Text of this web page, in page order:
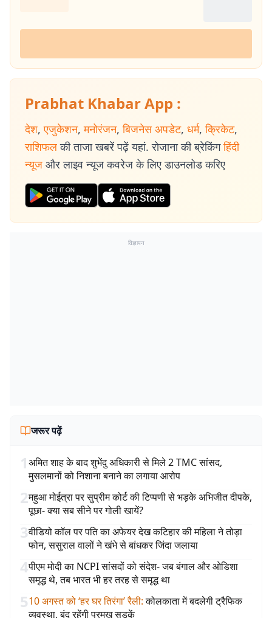
Prabhat Khabar App :
देश, एजुकेशन, मनोरंजन, बिजनेस अपडेट, धर्म, क्रिकेट,
राशिफल की ताजा खबरें पढ़ें यहां. रोजाना की ब्रेकिंग हिंदी
न्यूज और लाइव न्यूज कवरेज के लिए डाउनलोड करिए
विज्ञापन
जरूर पढ़ें
1अमित शाह के बाद शुभेंदु अधिकारी से मिले 2 TMC सांसद,
मुसलमानों को निशाना बनाने का लगाया आरोप
2महुआ मोईत्रा पर सुप्रीम कोर्ट की टिप्पणी से भड़के अभिजीत दीपके,
पूछा- क्या सब सीने पर गोली खायें?
3वीडियो कॉल पर पति का अफेयर देख कटिहार की महिला ने तोड़ा
फोन, ससुराल वालों ने खंभे से बांधकर जिंदा जलाया
4पीएम मोदी का NCPI सांसदों को संदेश- जब बंगाल और ओडिशा
समृद्ध थे, तब भारत भी हर तरह से समृद्ध था
510 अगस्त को ‘हर घर तिरंगा’ रैली: कोलकाता में बदलेगी ट्रैफिक
व्यवस्था, बंद रहेंगी प्रमुख सड़कें